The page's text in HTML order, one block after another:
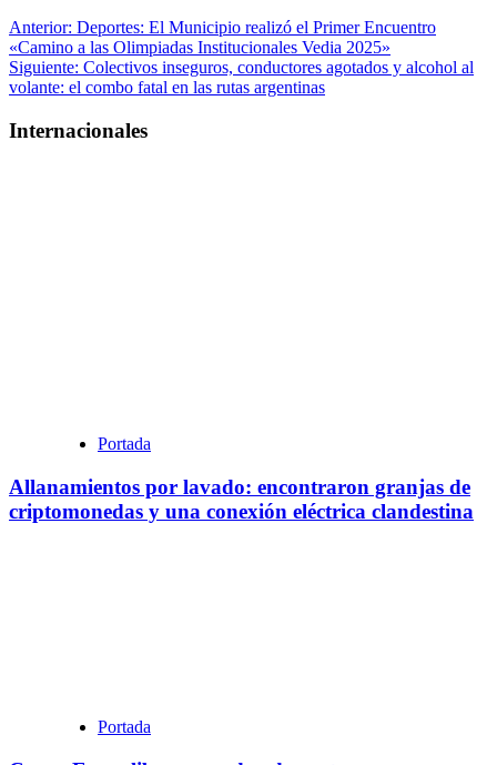
Navegación
de
entradas
Anterior: Deportes: El Municipio realizó el Primer Encuentro
«Camino a las Olimpiadas Institucionales Vedia 2025»
Siguiente: Colectivos inseguros, conductores agotados y alcohol al
volante: el combo fatal en las rutas argentinas
Internacionales
Portada
Allanamientos por lavado: encontraron granjas de
criptomonedas y una conexión eléctrica clandestina
Portada